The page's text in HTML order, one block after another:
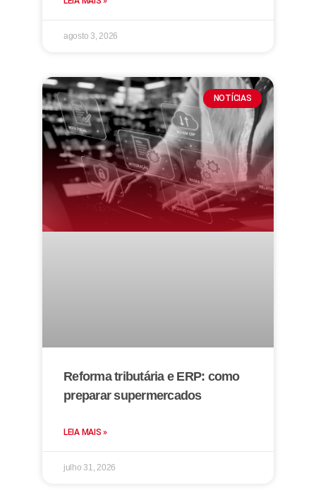
agosto 3, 2026
NOTÍCIAS
Reforma tributária e ERP: como
preparar supermercados
LEIA MAIS »
julho 31, 2026